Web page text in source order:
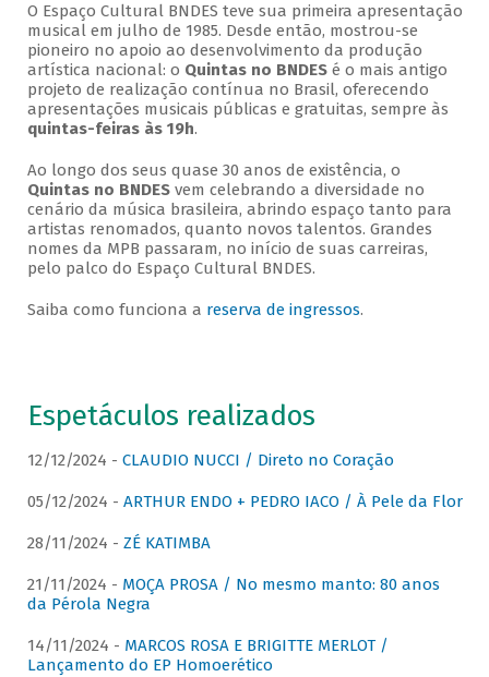
O Espaço Cultural BNDES teve sua primeira apresentação
musical em julho de 1985. Desde então, mostrou-se
pioneiro no apoio ao desenvolvimento da produção
artística nacional: o Quintas no BNDESé o mais antigo
projeto de realização contínua no Brasil, oferecendo
apresentações musicais públicas e gratuitas, sempre às
quintas-feiras às 19h.
Ao longo dos seus quase 30 anos de existência, o
Quintas no BNDESvem celebrando a diversidade no
cenário da música brasileira, abrindo espaço tanto para
artistas renomados, quanto novos talentos. Grandes
nomes da MPB passaram, no início de suas carreiras,
pelo palco do Espaço Cultural BNDES.
Saiba como funciona a reserva de ingressos.
Espetáculos realizados
12/12/2024 - CLAUDIO NUCCI / Direto no Coração
05/12/2024 - ARTHUR ENDO + PEDRO IACO / À Pele da Flor
28/11/2024 - ZÉ KATIMBA
21/11/2024 - MOÇA PROSA / No mesmo manto: 80 anos
da Pérola Negra
14/11/2024 - MARCOS ROSA E BRIGITTE MERLOT /
Lançamento do EP Homoerético